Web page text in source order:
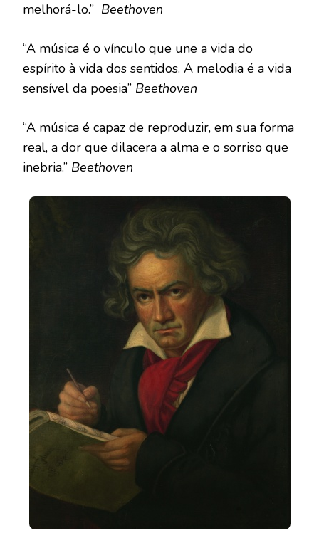
melhorá-lo.” Beethoven
“A música é o vínculo que une a vida do
espírito à vida dos sentidos. A melodia é a vida
sensível da poesia” Beethoven
“A música é capaz de reproduzir, em sua forma
real, a dor que dilacera a alma e o sorriso que
inebria.” Beethoven